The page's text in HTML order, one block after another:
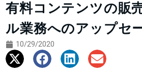
有料コンテンツの販
ル業務へのアップセ
10/29/2020